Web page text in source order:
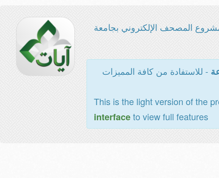
المصحف الإلكتروني بجامعة
- للاستفادة من كافة المميزات
This is the light version of the
interfaceto view full features